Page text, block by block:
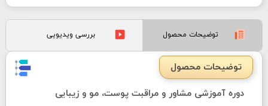
توضیحات محصول بررسی ویدیویی
توضیحات محصول
دوره آموزشی مشاور و مراقبت پوست، مو و زیبایی